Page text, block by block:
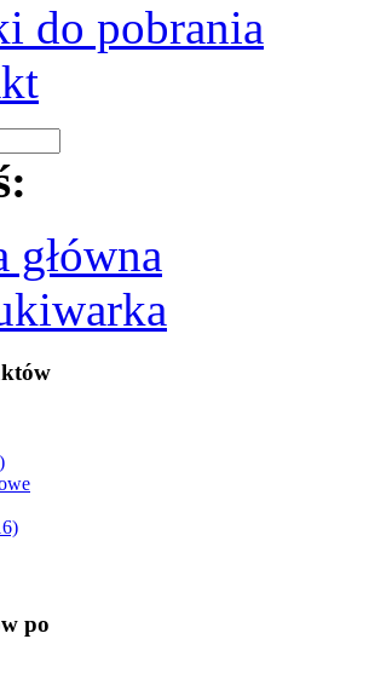
do pobrania
główna
po